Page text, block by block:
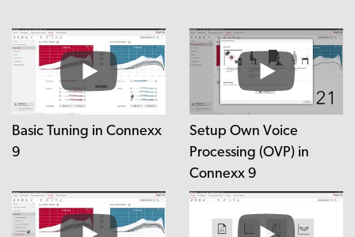
Basic Tuning in Connexx
9
Setup Own Voice
Processing (OVP) in
Connexx 9